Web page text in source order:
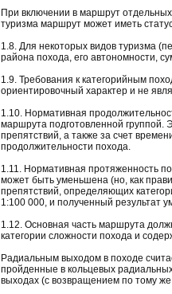
При включении в маршрут отдельных
туризма маршрут может иметь
1.8. Для некоторых видов туризма
района похода, его автономности,
1.9. Требования к категорийным
ориентировочный характер и не
1.10. Нормативная
маршрута подготовленной группой.
препятствий, а также за счет
продолжительности похода.
1.11. Нормативная протяженность
может быть уменьшена (но, как
препятствий, определяющих
1:100 000, и полученный результат
1.12. Основная часть маршрута
категории сложности похода и
Радиальным выходом в походе
пройденные в кольцевых
выходах (с возвращением по тому